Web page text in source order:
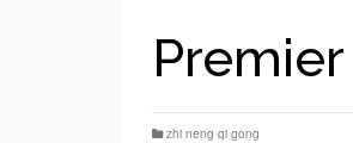
zhi neng qi gong